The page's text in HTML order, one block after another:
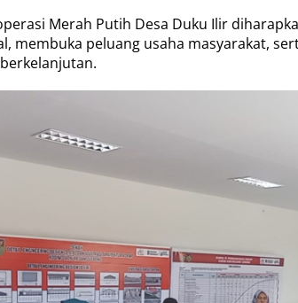
Merah Putih Desa Duku Ilir
membuka peluang usaha masyarakat,